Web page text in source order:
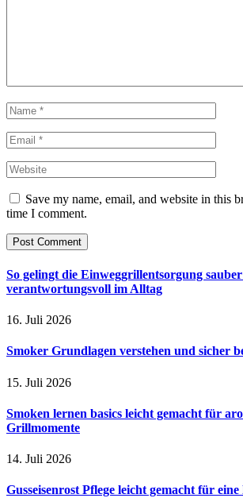
Save my name, email, and website in this
time I comment.
So gelingt die Einweggrillentsorgung
verantwortungsvoll im Alltag
16. Juli 2026
Smoker Grundlagen verstehen und sicher
15. Juli 2026
Smoken lernen basics leicht gemacht für
Grillmomente
14. Juli 2026
Gusseisenrost Pflege leicht gemacht für